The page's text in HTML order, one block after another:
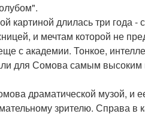
картиной длилась три года
и мечтам которой не
с академии. Тонкое,
для Сомова самым
драматической музой, и
зрителю. Справа